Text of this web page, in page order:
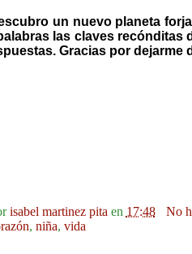
un nuevo planeta
las claves recónditas
Gracias por dejarme
isabel martinez pita en 17:48
No
, niña, vida